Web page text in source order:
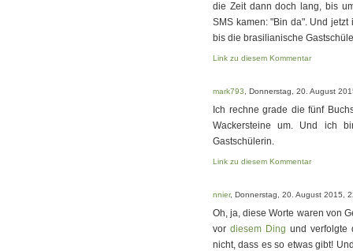
die Zeit dann doch lang, bis
SMS kamen: "Bin da". Und
bis die brasilianische
Link zu diesem Kommentar
mark793 , Donnerstag, 20. August
Ich rechne grade die fünf
Wackersteine um. Und ich
Gastschülerin.
Link zu diesem Kommentar
nnier, Donnerstag, 20. August 2015,
Oh, ja, diese Worte waren von
vor diesem Ding und verfolgte
nicht, dass es so etwas gibt!